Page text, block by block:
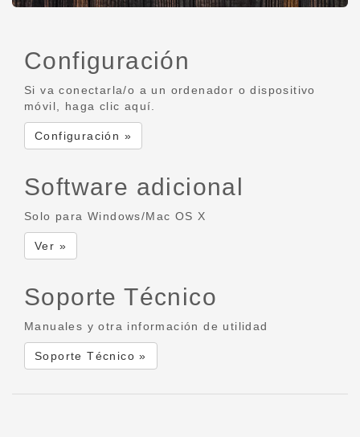
Configuración
Si va conectarla/o a un ordenador o dispositivo
móvil, haga clic aquí.
Configuración »
Software adicional
Solo para Windows/Mac OS X
Ver »
Soporte Técnico
Manuales y otra información de utilidad
Soporte Técnico »